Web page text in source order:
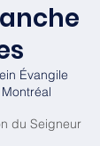
Évangile
du Seigneur